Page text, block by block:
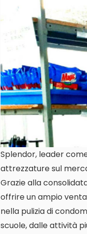
Splendor, leader
attrezzature sul
Grazie alla
offrire un ampio
nella pulizia di
scuole, dalle attività